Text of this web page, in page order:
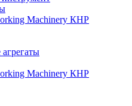
Machinery КНР
Machinery КНР